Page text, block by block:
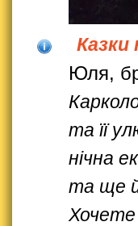
Казки
Юля,
та її
нічна
та ще й
Хочете